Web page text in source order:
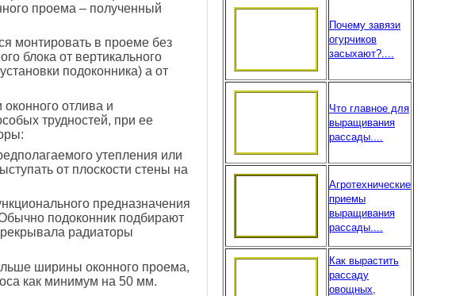
проема – полученный
монтировать в проеме без
блока от вертикального
подоконника) а от
отлива и
трудностей, при ее
утепления или
от плоскости стены на
предназначения
подоконник подбирают
радиаторы
ширины оконного проема,
как минимум на 50 мм.
Почему завязи
огурчиков
засыхают?....
Что главное для
выращивания
рассады....
Агротехнические
приемы
выращивания
рассады....
Как вырастить
рассаду
овощных,